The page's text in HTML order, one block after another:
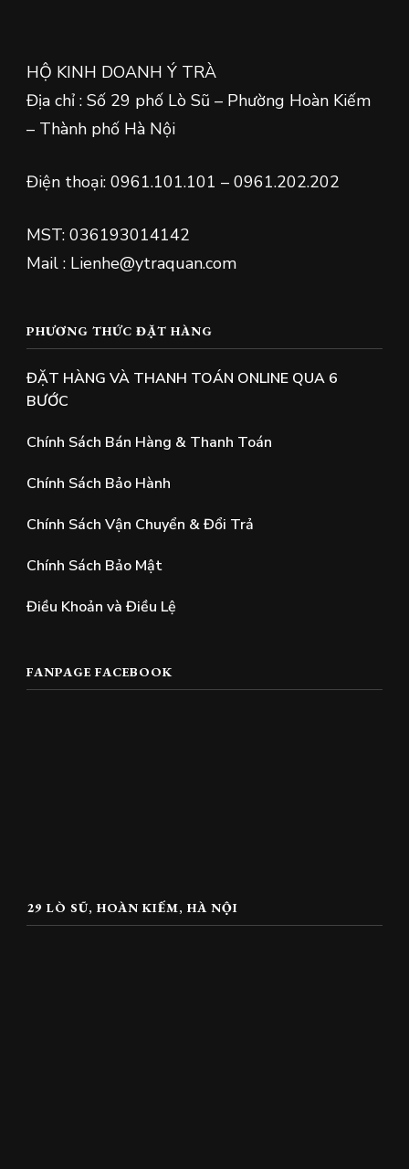
HỘ KINH DOANH Ý TRÀ
Địa chỉ : Số 29 phố Lò Sũ – Phường Hoàn Kiếm
– Thành phố Hà Nội
Điện thoại: 0961.101.101 – 0961.202.202
MST: 036193014142
Mail : Lienhe@ytraquan.com
PHƯƠNG THỨC ĐẶT HÀNG
ĐẶT HÀNG VÀ THANH TOÁN ONLINE QUA 6
BƯỚC
Chính Sách Bán Hàng & Thanh Toán
Chính Sách Bảo Hành
Chính Sách Vận Chuyển & Đổi Trả
Chính Sách Bảo Mật
Điều Khoản và Điều Lệ
FANPAGE FACEBOOK
29 LÒ SŨ, HOÀN KIẾM, HÀ NỘI